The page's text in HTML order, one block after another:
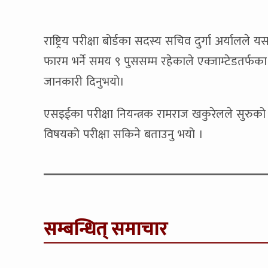
राष्ट्रिय परीक्षा बोर्डका सदस्य सचिव दुर्गा
फारम भर्ने समय ९ पुससम्म रहेकाले एक्जाम्टेडतर्फका
जानकारी दिनुभयो।
एसइईका परीक्षा नियन्त्रक रामराज खकुरेलले
विषयको परीक्षा सकिने बताउनु भयो ।
सम्बन्धित् समाचार